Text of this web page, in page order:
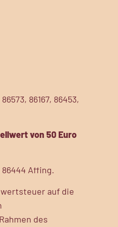
86167, 86453,
von 50 Euro
Affing.
auf die
des